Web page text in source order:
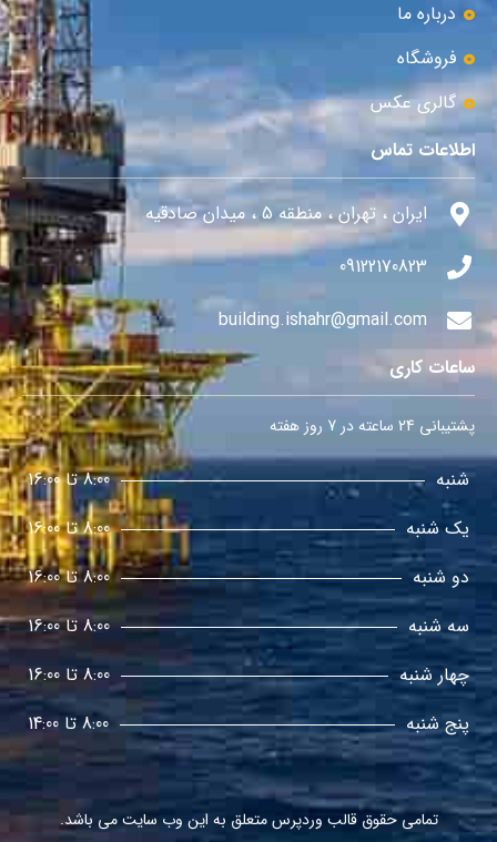
درباره ما
فروشگاه
گالری عکس
اطلاعات تماس
ایران ، تهران ، منطقه 5 ، میدان صادقیه
09122170823
building.ishahr@gmail.com
ساعات کاری
پشتیبانی 24 ساعته در 7 روز هفته
شنبه
8:00 تا 16:00
یک شنبه
8:00 تا 16:00
دو شنبه
8:00 تا 16:00
سه شنبه
8:00 تا 16:00
چهار شنبه
8:00 تا 16:00
پنج شنبه
8:00 تا 14:00
تمامی حقوققالب وردپرسمتعلق به این وب سایت می باشد.